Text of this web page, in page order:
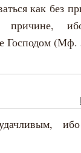
как без
причине,
Господом (Мф.